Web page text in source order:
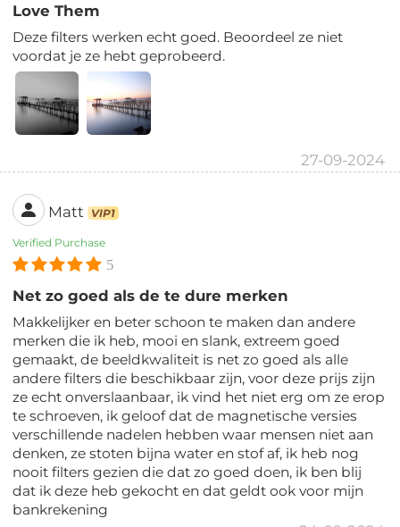
Love Them
Deze filters werken echt goed. Beoordeel ze niet
voordat je ze hebt geprobeerd.
27-09-2024
Matt VIP1
Verified Purchase
5
Net zo goed als de te dure merken
Makkelijker en beter schoon te maken dan andere
merken die ik heb, mooi en slank, extreem goed
gemaakt, de beeldkwaliteit is net zo goed als alle
andere filters die beschikbaar zijn, voor deze prijs zijn
ze echt onverslaanbaar, ik vind het niet erg om ze erop
te schroeven, ik geloof dat de magnetische versies
verschillende nadelen hebben waar mensen niet aan
denken, ze stoten bijna water en stof af, ik heb nog
nooit filters gezien die dat zo goed doen, ik ben blij
dat ik deze heb gekocht en dat geldt ook voor mijn
bankrekening